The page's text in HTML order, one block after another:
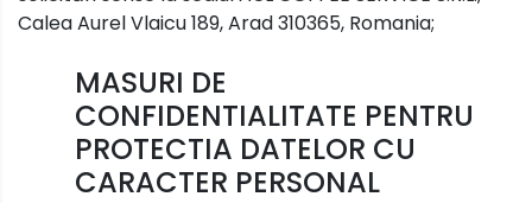
Calea Aurel Vlaicu 189, Arad 310365, Romania;
MASURI DE
CONFIDENTIALITATE PENTRU
PROTECTIA DATELOR CU
CARACTER PERSONAL